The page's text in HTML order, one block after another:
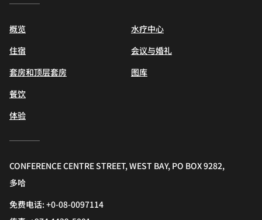
概览
住宿
套房和顶层套房
餐饮
体验
水疗中心
会议与婚礼
图库
CONFERENCE CENTRE STREET, WEST BAY, PO BOX 9282,
多哈
免费电话:+0-08-0097114